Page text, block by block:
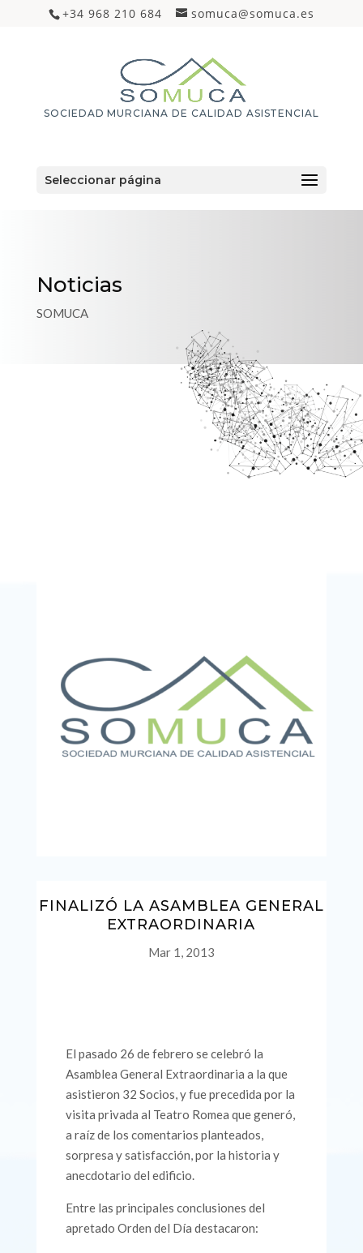
+34 968 210 684 somuca@somuca.es
SOCIEDAD MURCIANA DE CALIDAD ASISTENCIAL
Seleccionar página
Noticias
SOMUCA
FINALIZÓ LA ASAMBLEA GENERAL
EXTRAORDINARIA
Mar 1, 2013
El pasado 26 de febrero se celebró la
Asamblea General Extraordinaria a la que
asistieron 32 Socios, y fue precedida por la
visita privada al Teatro Romea que generó,
a raíz de los comentarios planteados,
sorpresa y satisfacción, por la historia y
anecdotario del edificio.
Entre las principales conclusiones del
apretado Orden del Día destacaron: